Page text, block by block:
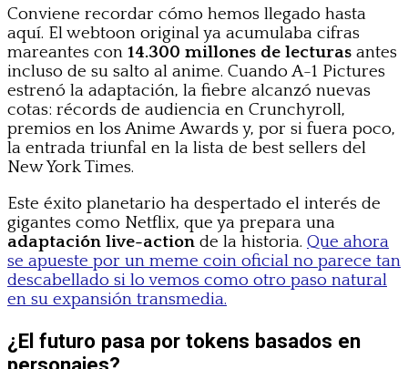
Conviene recordar cómo hemos llegado hasta
aquí. El webtoon original ya acumulaba cifras
mareantes con 14.300 millones de lecturas antes
incluso de su salto al anime. Cuando A-1 Pictures
estrenó la adaptación, la fiebre alcanzó nuevas
cotas: récords de audiencia en Crunchyroll,
premios en los Anime Awards y, por si fuera poco,
la entrada triunfal en la lista de best sellers del
New York Times.
Este éxito planetario ha despertado el interés de
gigantes como Netflix, que ya prepara una
adaptación live-action de la historia. Que ahora
se apueste por un meme coin oficial no parece tan
descabellado si lo vemos como otro paso natural
en su expansión transmedia.
¿El futuro pasa por tokens basados en